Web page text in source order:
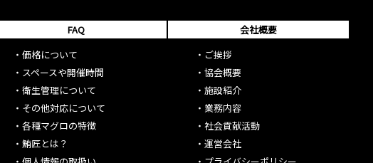
FAQ
・価格について
・ スペースや開催時間
・衛生管理について
・ その他対応について
・各種マグロの特徴
・鮪匠とは？
会社概要
・ ご挨拶
・協会概要
・施設紹介
・ 業務内容
・社会貢献活動
・運営会社